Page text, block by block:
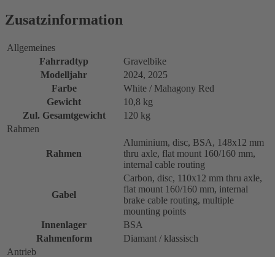
Zusatzinformation
Allgemeines
Fahrradtyp
Gravelbike
Modelljahr
2024, 2025
Farbe
White / Mahagony Red
Gewicht
10,8 kg
Zul. Gesamtgewicht
120 kg
Rahmen
Rahmen
Aluminium, disc, BSA, 148x12 mm
thru axle, flat mount 160/160 mm,
internal cable routing
Gabel
Carbon, disc, 110x12 mm thru axle,
flat mount 160/160 mm, internal
brake cable routing, multiple
mounting points
Innenlager
BSA
Rahmenform
Diamant / klassisch
Antrieb